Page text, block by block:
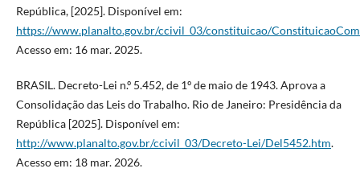
República, [2025]. Disponível em:
https://www.planalto.gov.br/ccivil_03/constituicao/
Acesso em: 16 mar. 2025.
BRASIL. Decreto-Lei n.º 5.452, de 1º de maio de 1943. Aprova a
Consolidação das Leis do Trabalho. Rio de Janeiro: Presidência da
República [2025]. Disponível em:
http://www.planalto.gov.br/ccivil_03/Decreto-Lei/Del5452.htm.
Acesso em: 18 mar. 2026.